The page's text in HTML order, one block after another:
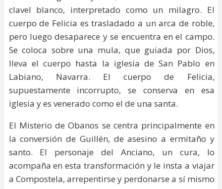
clavel blanco, interpretado como un milagro. El
cuerpo de Felicia es trasladado a un arca de roble,
pero luego desaparece y se encuentra en el campo.
Se coloca sobre una mula, que guiada por Dios,
lleva el cuerpo hasta la iglesia de San Pablo en
Labiano, Navarra. El cuerpo de Felicia,
supuestamente incorrupto, se conserva en esa
iglesia y es venerado como el de una santa.
El Misterio de Obanos se centra principalmente en
la conversión de Guillén, de asesino a ermitaño y
santo. El personaje del Anciano, un cura, lo
acompaña en esta transformación y le insta a viajar
a Compostela, arrepentirse y perdonarse a sí mismo